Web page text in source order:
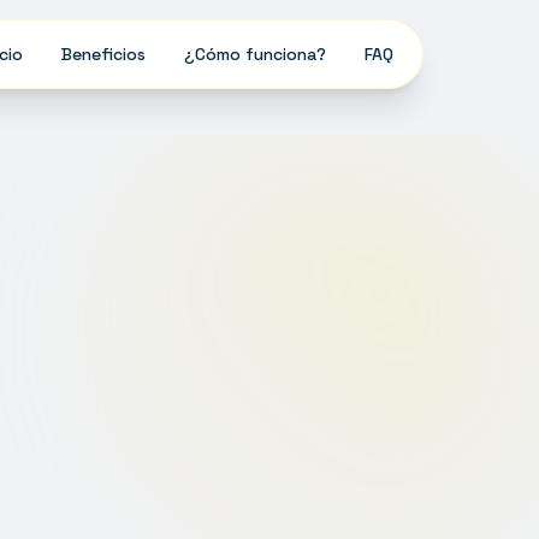
Beneficios ¿Cómo funciona? FAQ